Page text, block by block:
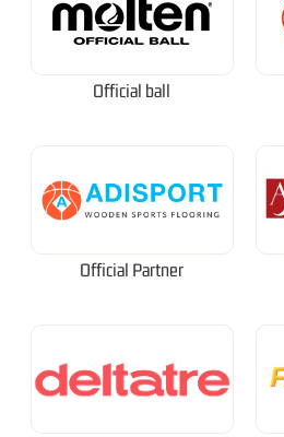
Official ball
Official Partner